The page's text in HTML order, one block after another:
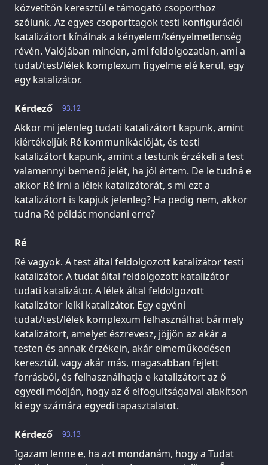
közvetítőn keresztül e támogató csoporthoz
szólunk. Az egyes csoporttagok testi konfigurációi
katalizátort kínálnak a kényelem/kényelmetlenség
révén. Valójában minden, ami feldolgozatlan, ami a
tudat/test/lélek komplexum figyelme elé kerül, egy
egy katalizátor.
93.12
Kérdező
Akkor mi jelenleg tudati katalizátort kapunk, amint
kiértékeljük Ré kommunikációját, és testi
katalizátort kapunk, amint a testünk érzékeli a test
valamennyi bemenő jelét, ha jól értem. De le tudná e
akkor Ré írni a lélek katalizátorát, s mi ezt a
katalizátort is kapjuk jelenleg? Ha pedig nem, akkor
tudna Ré példát mondani erre?
Ré
Ré vagyok. A test által feldolgozott katalizátor testi
katalizátor. A tudat által feldolgozott katalizátor
tudati katalizátor. A lélek által feldolgozott
katalizátor lelki katalizátor. Egy egyéni
tudat/test/lélek komplexum felhasználhat bármely
katalizátort, amelyet észrevesz, jöjjön az akár a
testen és annak érzékein, akár elmeműködésen
keresztül, vagy akár más, magasabban fejlett
forrásból, és felhasználhatja e katalizátort az ő
egyedi módján, hogy az ő elfogultságaival alakítson
ki egy számára egyedi tapasztalatot.
93.13
Kérdező
Igazam lenne e, ha azt mondanám, hogy a Tudat